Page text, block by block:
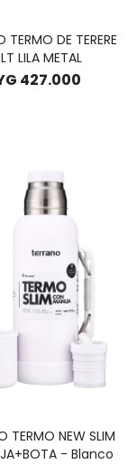
TERMO DE TERERE
LILA METAL
427.000
TERMO NEW SLIM
- Blanco